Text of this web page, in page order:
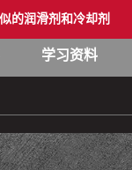
的润滑剂和冷却剂
学习资料